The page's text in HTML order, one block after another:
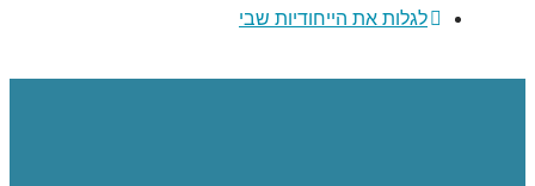
לגלות את הייחודיות שבי